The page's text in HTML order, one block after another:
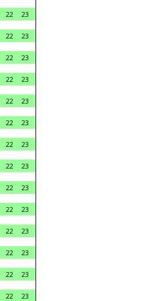
22
23
22
23
22
23
22
23
22
23
22
23
22
23
22
23
22
23
22
23
22
23
22
23
22
23
22
23